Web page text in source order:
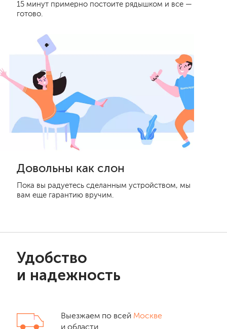
15 минут примерно постоите рядышком и все —
готово.
Довольны как слон
Пока вы радуетесь сделанным устройством, мы
вам еще гарантию вручим.
Удобство
и надежность
Выезжаем по всей Москве
и области